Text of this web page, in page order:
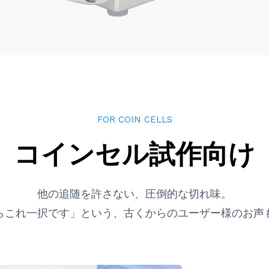
FOR COIN CELLS
コインセル試作向け
他の追随を許さない、圧倒的な切れ味。
これ一択です」という、古くからのユーザー様のお声